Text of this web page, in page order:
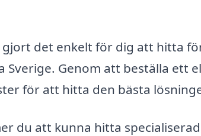
gjort det enkelt för dig att hitta
Genom att beställa ett
för att hitta den bästa
du att kunna hitta